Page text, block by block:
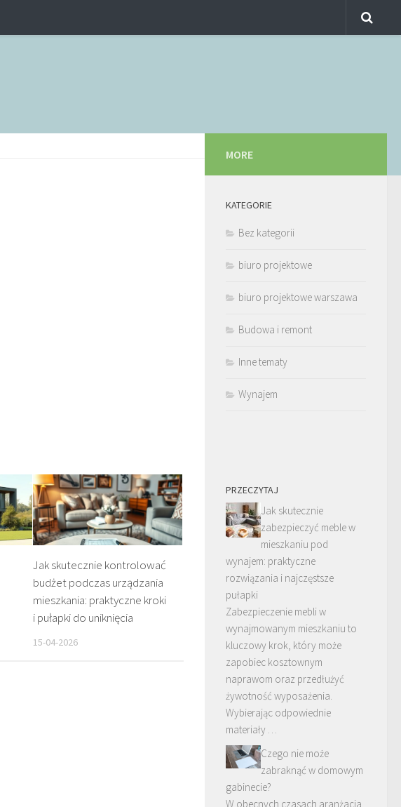
Jak skutecznie kontrolować
budżet podczas urządzania
mieszkania: praktyczne kroki
i pułapki do uniknięcia
15-04-2026
MORE
KATEGORIE
Bez kategorii
biuro projektowe
biuro projektowe warszawa
Budowa i remont
Inne tematy
Wynajem
PRZECZYTAJ
Jak skutecznie
zabezpieczyć meble w
mieszkaniu pod
wynajem: praktyczne
rozwiązania i najczęstsze
pułapki
Zabezpieczenie mebli w
wynajmowanym mieszkaniu to
kluczowy krok, który może
zapobiec kosztownym
naprawom oraz przedłużyć
żywotność wyposażenia.
Wybierając odpowiednie
materiały …
Czego nie może
zabraknąć w domowym
gabinecie?
W obecnych czasach aranżacja